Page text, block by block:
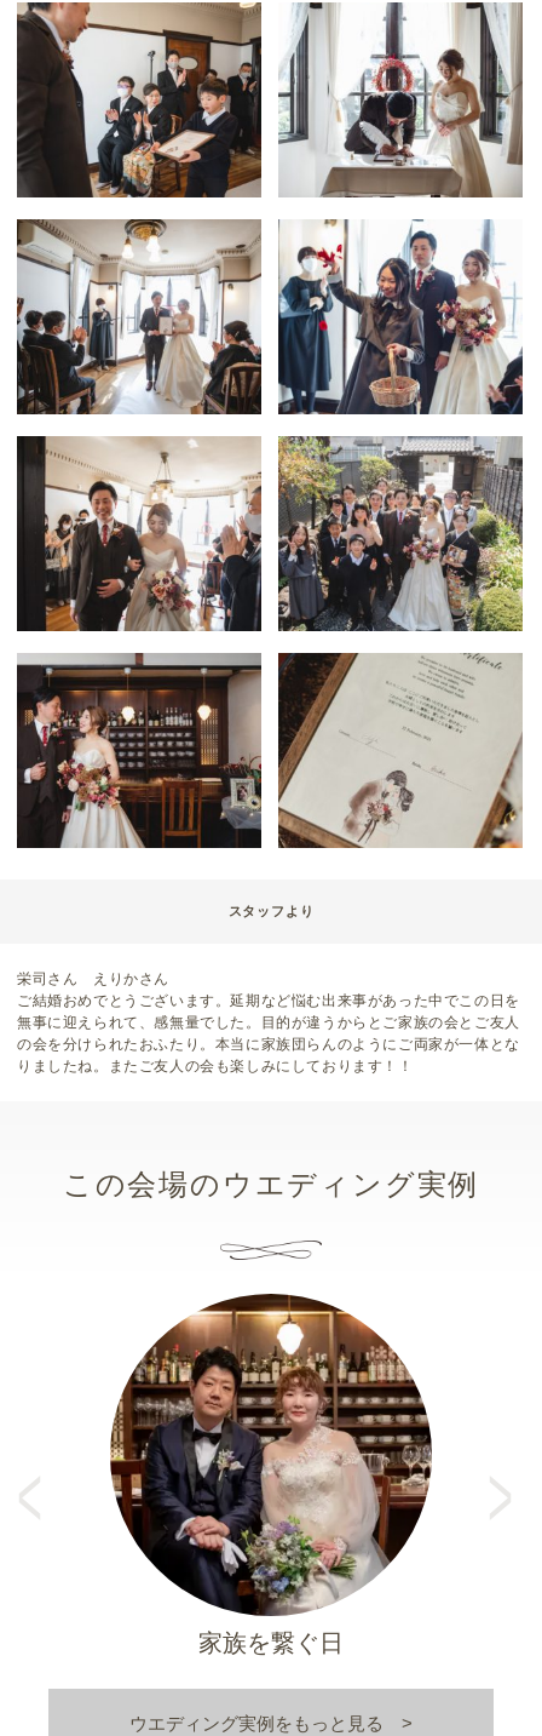
スタッフより
栄司さん えりかさん
ご結婚おめでとうございます。延期など悩む出来事があった中でこの日を
無事に迎えられて、感無量でした。目的が違うからとご家族の会とご友人
の会を分けられたおふたり。本当に家族団らんのようにご両家が一体とな
りましたね。またご友人の会も楽しみにしております！！
この会場のウエディング実例
o
家族を繋ぐ日
e
xt
ウエディング実例をもっと見る